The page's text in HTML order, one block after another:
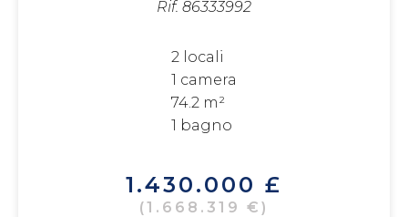
Rif. 86333992
2 locali
1 camera
74.2 m²
1 bagno
1.430.000 £
(1.668.319 €)